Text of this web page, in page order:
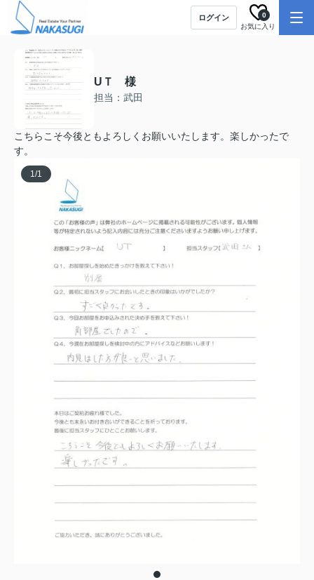
ログイン
お気に入り
0
UＴ 様
担当：武田
こちらこそ今後ともよろしくお願いいたします。楽しかったで
す。
1/1